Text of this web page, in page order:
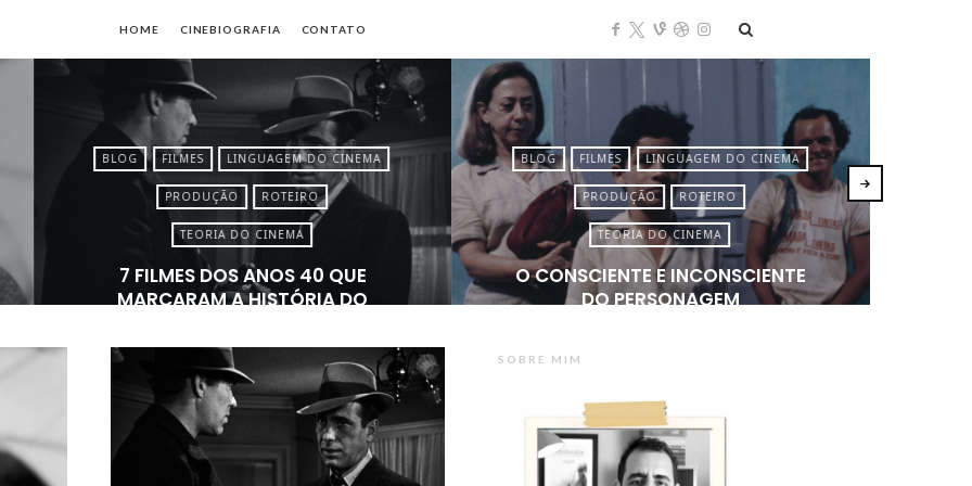
HOME CINEBIOGRAFIA CONTATO
BLOG FILMES LINGUAGEM DO CINEMA
PRODUÇÃO ROTEIRO
TEORIA DO CINEMA
7 FILMES DOS ANOS 40 QUE
MARCARAM A HISTÓRIA DO
BLOG FILMES LINGUAGEM DO CINEMA
PRODUÇÃO ROTEIRO
TEORIA DO CINEMA
O CONSCIENTE E INCONSCIENTE
DO PERSONAGEM
SOBRE MIM